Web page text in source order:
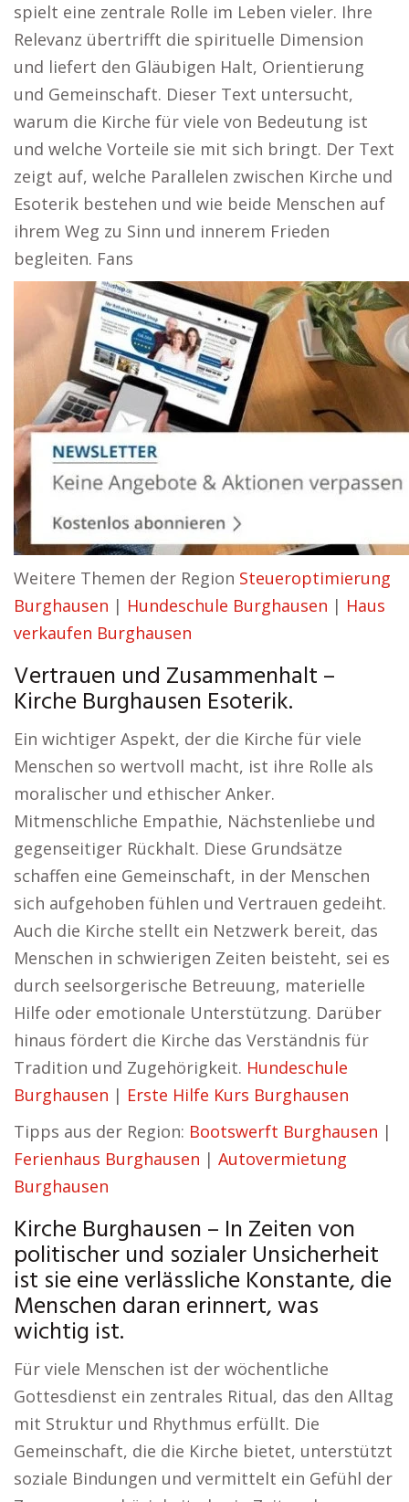
spielt eine zentrale Rolle im Leben vieler. Ihre
Relevanz übertrifft die spirituelle Dimension
und liefert den Gläubigen Halt, Orientierung
und Gemeinschaft. Dieser Text untersucht,
warum die Kirche für viele von Bedeutung ist
und welche Vorteile sie mit sich bringt. Der Text
zeigt auf, welche Parallelen zwischen Kirche und
Esoterik bestehen und wie beide Menschen auf
ihrem Weg zu Sinn und innerem Frieden
begleiten. Fans
Weitere Themen der Region Steueroptimierung
Burghausen | Hundeschule Burghausen | Haus
verkaufen Burghausen
Vertrauen und Zusammenhalt –
Kirche Burghausen Esoterik.
Ein wichtiger Aspekt, der die Kirche für viele
Menschen so wertvoll macht, ist ihre Rolle als
moralischer und ethischer Anker.
Mitmenschliche Empathie, Nächstenliebe und
gegenseitiger Rückhalt. Diese Grundsätze
schaffen eine Gemeinschaft, in der Menschen
sich aufgehoben fühlen und Vertrauen gedeiht.
Auch die Kirche stellt ein Netzwerk bereit, das
Menschen in schwierigen Zeiten beisteht, sei es
durch seelsorgerische Betreuung, materielle
Hilfe oder emotionale Unterstützung. Darüber
hinaus fördert die Kirche das Verständnis für
Tradition und Zugehörigkeit. Hundeschule
Burghausen | Erste Hilfe Kurs Burghausen
Tipps aus der Region: Bootswerft Burghausen |
Ferienhaus Burghausen | Autovermietung
Burghausen
Kirche Burghausen – In Zeiten von
politischer und sozialer Unsicherheit
ist sie eine verlässliche Konstante, die
Menschen daran erinnert, was
wichtig ist.
Für viele Menschen ist der wöchentliche
Gottesdienst ein zentrales Ritual, das den Alltag
mit Struktur und Rhythmus erfüllt. Die
Gemeinschaft, die die Kirche bietet, unterstützt
soziale Bindungen und vermittelt ein Gefühl der